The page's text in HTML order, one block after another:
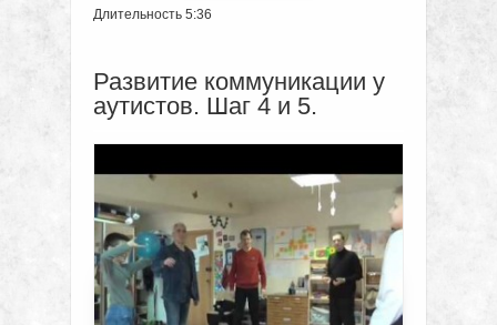
Длительность 5:36
Развитие коммуникации у
аутистов. Шаг 4 и 5.